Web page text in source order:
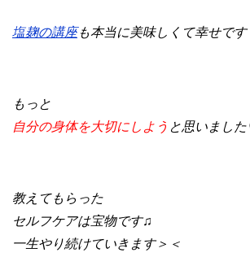
塩麹の講座も本当に美味しくて幸せです
もっと
自分の身体を大切にしよう と思いまし
教えてもらった
セルフケアは宝物です♫
一生やり続けていきます＞＜